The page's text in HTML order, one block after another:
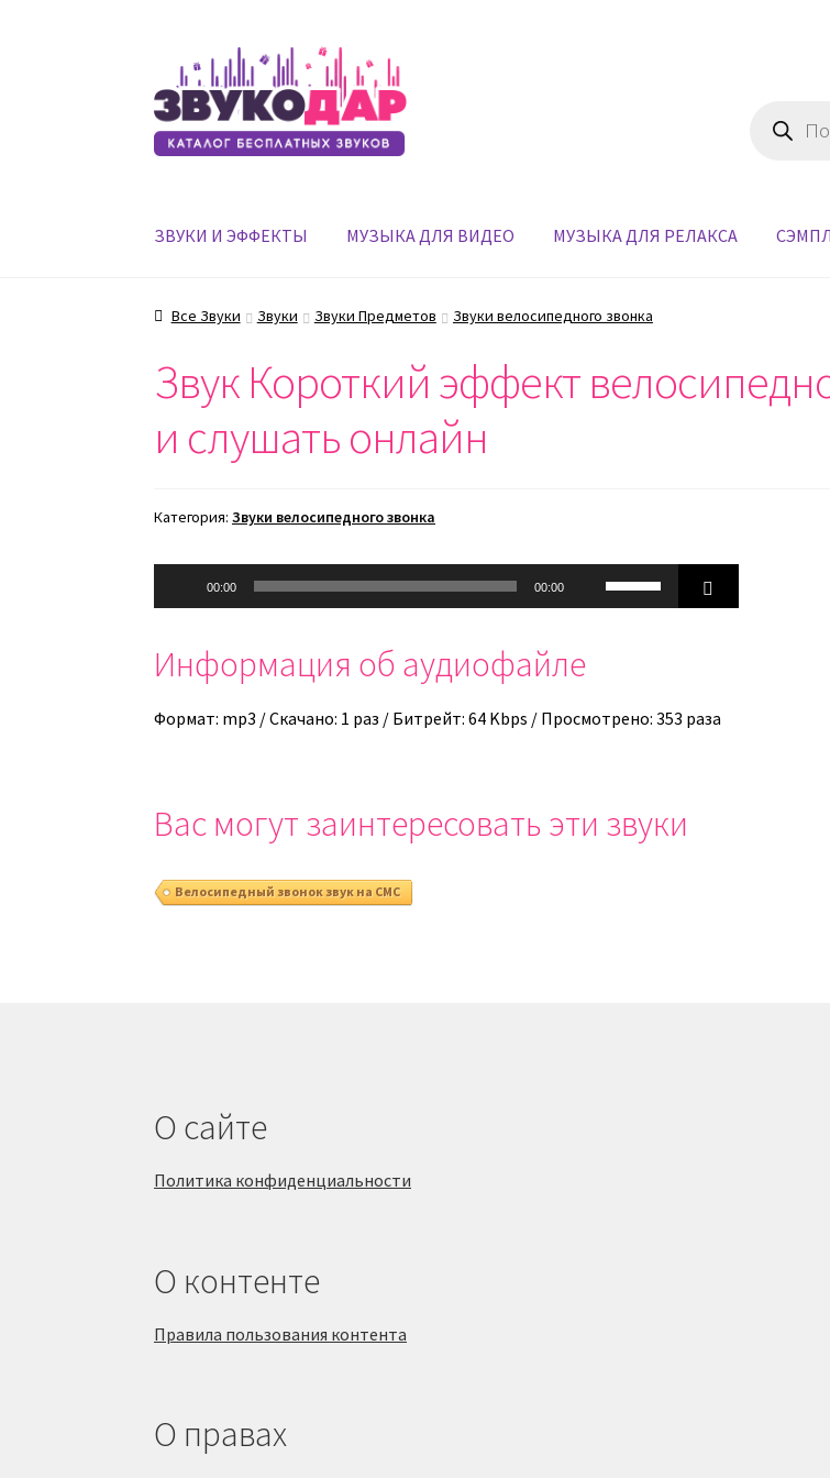
Перейти
к
навигации
Перейти
к
содержимому
товаров
ЗВУКИ И ЭФФЕКТЫ МУЗЫКА ДЛЯ ВИДЕО МУЗЫКА ДЛЯ РЕЛАКСА
Все Звуки Звуки Звуки Предметов Звуки велосипедного звонка
Звук Короткий эффект
и слушать онлайн
Категория:Звуки велосипедного звонка
00:00 00:00
Используйте
клавиши
увеличить
Информация об аудиофайле
Формат: mp3 / Скачано: 1 раз / Битрейт: 64 Kbps / Просмотрено: 353 раза
Вас могут заинтересовать эти звуки
Велосипедный звонок звук на СМС
О сайте
Политика конфиденциальности
О контенте
Правила пользования контента
О правах